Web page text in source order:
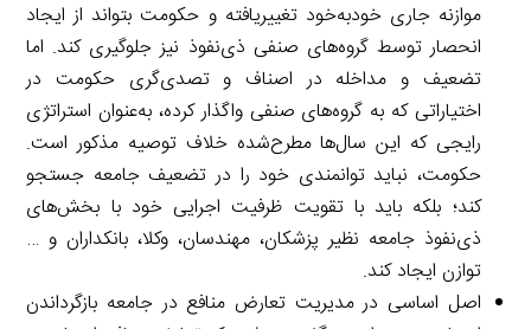
موازنه جاری خودبه‌خود تغییریافته و حکومت بتواند از ایجاد
انحصار توسط گروه‌های صنفی ذی‌نفوذ نیز جلوگیری کند. اما
تضعیف و مداخله در اصناف و تصدی‌گری حکومت در
اختیاراتی که به گروه‌های صنفی واگذار کرده، به‌عنوان استراتژی
رایجی که این سال‌ها مطرح‌شده خلاف توصیه مذکور است.
حکومت، نباید توانمندی خود را در تضعیف جامعه جستجو
کند؛ بلکه باید با تقویت ظرفیت اجرایی خود با بخش‌های
ذی‌نفوذ جامعه نظیر پزشکان، مهندسان، وکلا، بانکداران و …
توازن ایجاد کند.
اصل اساسی در مدیریت تعارض منافع در جامعه بازگرداندن